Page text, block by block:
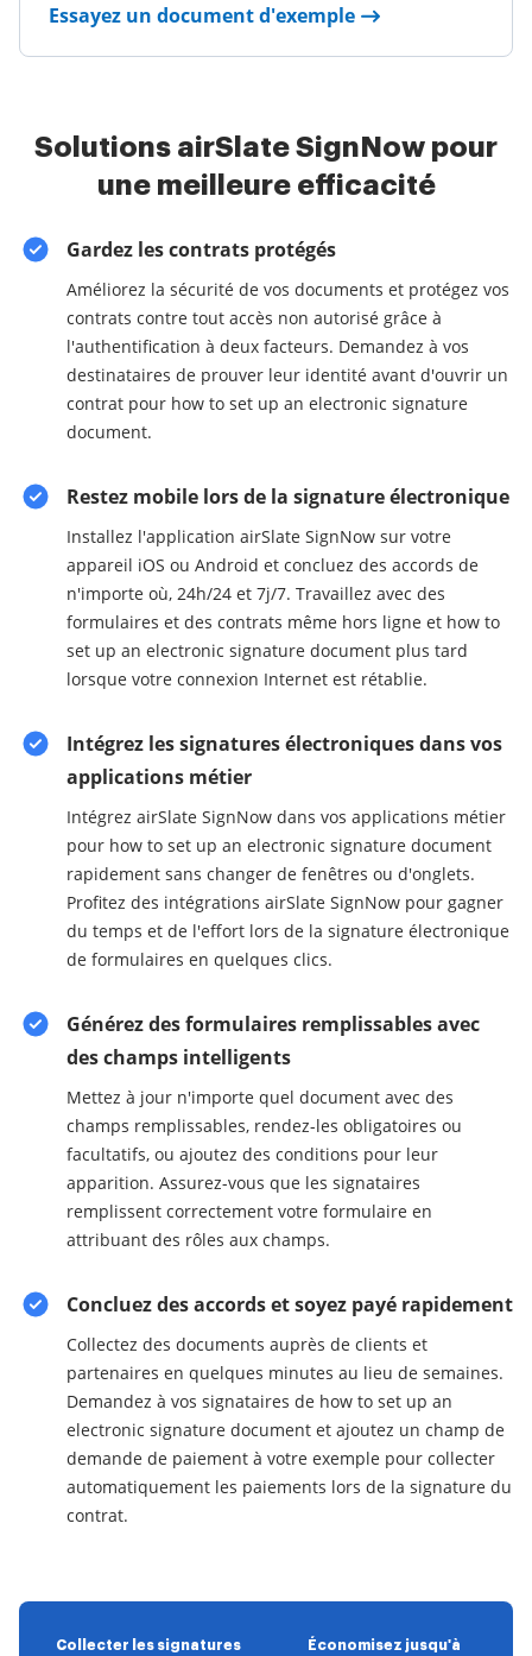
Essayez un document d'exemple
Solutions airSlate SignNow pour
une meilleure efficacité
Gardez les contrats protégés
Améliorez la sécurité de vos documents et protégez vos
contrats contre tout accès non autorisé grâce à
l'authentification à deux facteurs. Demandez à vos
destinataires de prouver leur identité avant d'ouvrir un
contrat pour how to set up an electronic signature
document.
Restez mobile lors de la signature électronique
Installez l'application airSlate SignNow sur votre
appareil iOS ou Android et concluez des accords de
n'importe où, 24h/24 et 7j/7. Travaillez avec des
formulaires et des contrats même hors ligne et how to
set up an electronic signature document plus tard
lorsque votre connexion Internet est rétablie.
Intégrez les signatures électroniques dans vos
applications métier
Intégrez airSlate SignNow dans vos applications métier
pour how to set up an electronic signature document
rapidement sans changer de fenêtres ou d'onglets.
Profitez des intégrations airSlate SignNow pour gagner
du temps et de l'effort lors de la signature électronique
de formulaires en quelques clics.
Générez des formulaires remplissables avec
des champs intelligents
Mettez à jour n'importe quel document avec des
champs remplissables, rendez-les obligatoires ou
facultatifs, ou ajoutez des conditions pour leur
apparition. Assurez-vous que les signataires
remplissent correctement votre formulaire en
attribuant des rôles aux champs.
Concluez des accords et soyez payé rapidement
Collectez des documents auprès de clients et
partenaires en quelques minutes au lieu de semaines.
Demandez à vos signataires de how to set up an
electronic signature document et ajoutez un champ de
demande de paiement à votre exemple pour collecter
automatiquement les paiements lors de la signature du
contrat.
Collecter les signatures Économisez jusqu'à